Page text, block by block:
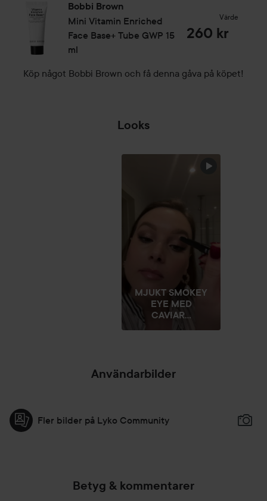
för en enkel applicering när du är på språng. Ta bort
produkten med vår Instant Long-Wear Makeup Remover -
denna vattentäta produkt kan inte tas bort helt enkelt med
vatten och tvål.
1,6 g
Bobbi Brown
Mini Vitamin Enriched
Face Base+ Tube GWP 15
ml
Värde
260 kr
Köp något Bobbi Brown och få denna gåva på köpet!
Looks
MJUKT SMOKEY
EYE MED
CAVIAR...
Användarbilder
Fler bilder på Lyko Community
Betyg & kommentarer